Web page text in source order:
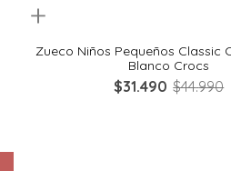
Quickview
Zueco Niños Pequeños Classic
Blanco Crocs
$31.490 $44.990